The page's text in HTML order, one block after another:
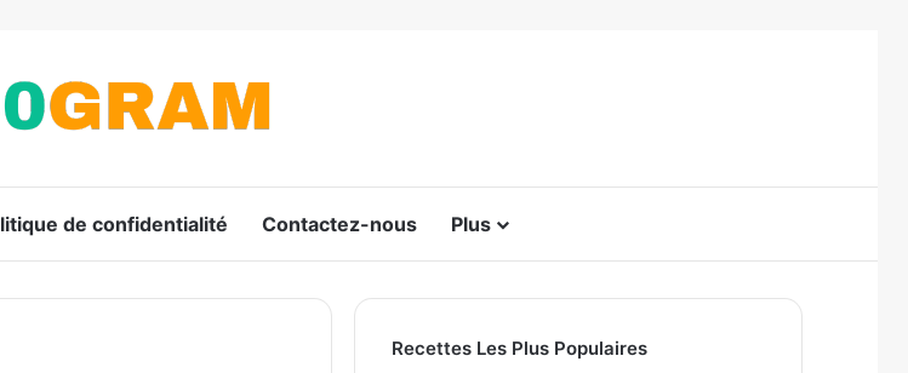
de confidentialité Contactez-nous Plus
Recettes Les Plus Populaires